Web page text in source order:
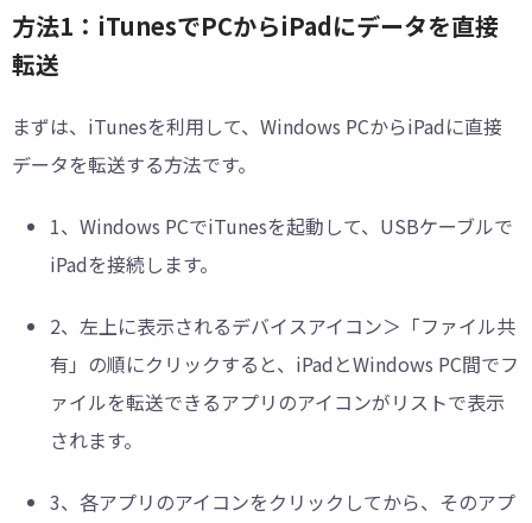
方法1：iTunesでPCからiPadにデータを直接
転送
まずは、iTunesを利用して、Windows PCからiPadに直接
データを転送する方法です。
1、 Windows PCでiTunesを起動して、USBケーブルで
iPadを接続します。
2、 左上に表示されるデバイスアイコン＞「ファイル共
有」の順にクリックすると、iPadとWindows PC間でフ
ァイルを転送できるアプリのアイコンがリストで表示
されます。
3、 各アプリのアイコンをクリックしてから、そのアプ